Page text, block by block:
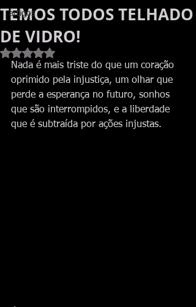
artigos
TEMOS TODOS TELHADO
DE VIDRO!
Avaliado com NaN de 5 estrelas.
Nada é mais triste do que um coração
oprimido pela injustiça, um olhar que
perde a esperança no futuro, sonhos
que são interrompidos, e a liberdade
que é subtraída por ações injustas.